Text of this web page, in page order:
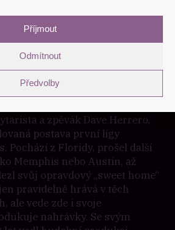
Příjmout
Odmítnout
Předvolby
bloku kapela doprovodí
která je také jednou z
osobností v současných
ale má za sebou velmi
minulost – se skupinou The
Singers of Chicago dokonce
a zpěvák Dave Herrero,
postava první ligy
Pochází z Floridy, prošel další
Memphis nebo Austin, až
svůj opravdový „sweet home“
pravidelně hrává v těch
ale vede zde i svoje
nahrávky. Se svým